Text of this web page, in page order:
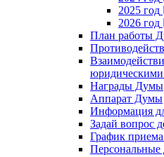
2025 год
2026 год
План работы
Награды Думы
Аппарат Думы
Информация
Задай вопрос
График
Персональные